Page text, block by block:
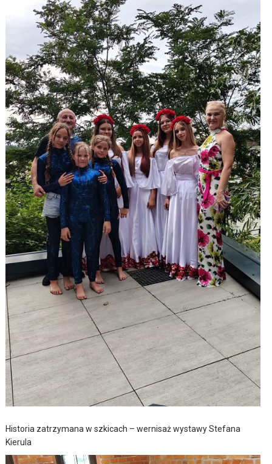
Historia zatrzymana w szkicach – wernisaż wystawy Stefana
Kierula